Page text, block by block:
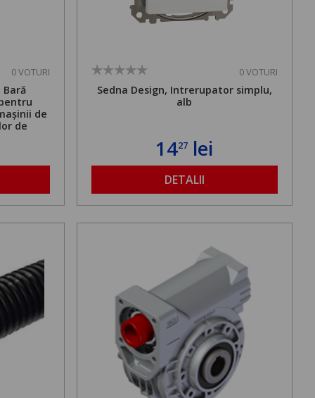
0 VOTURI
de
de
de la
0 VOTURI
Sedna Design, Intrerupator simplu,
alb
1427 lei
DETALII